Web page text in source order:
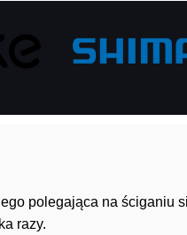
polegająca na ściganiu
razy.